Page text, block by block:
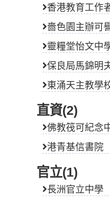
香港教育工作
嗇色園主辦可
靈糧堂怡文中
保良局馬錦明
東涌天主教學
直資(2)
佛教筏可紀念
港青基信書院
官立(1)
長洲官立中學